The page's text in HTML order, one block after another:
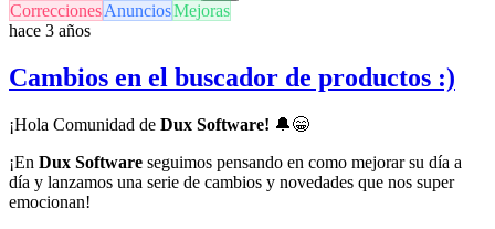
CorreccionesAnunciosMejoras
hace 3 años
Cambios en el buscador de productos :)
¡Hola Comunidad de Dux Software! 🔔😁
¡En Dux Software seguimos pensando en como mejorar su día a
día y lanzamos una serie de cambios y novedades que nos super
emocionan!